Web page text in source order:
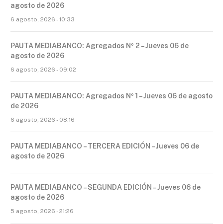
agosto de 2026
6 agosto, 2026 - 10:33
PAUTA MEDIABANCO: Agregados Nº 2 – Jueves 06 de
agosto de 2026
6 agosto, 2026 - 09:02
PAUTA MEDIABANCO: Agregados Nº 1 – Jueves 06 de agosto
de 2026
6 agosto, 2026 - 08:16
PAUTA MEDIABANCO – TERCERA EDICIÓN – Jueves 06 de
agosto de 2026
PAUTA MEDIABANCO – SEGUNDA EDICIÓN – Jueves 06 de
agosto de 2026
5 agosto, 2026 - 21:26